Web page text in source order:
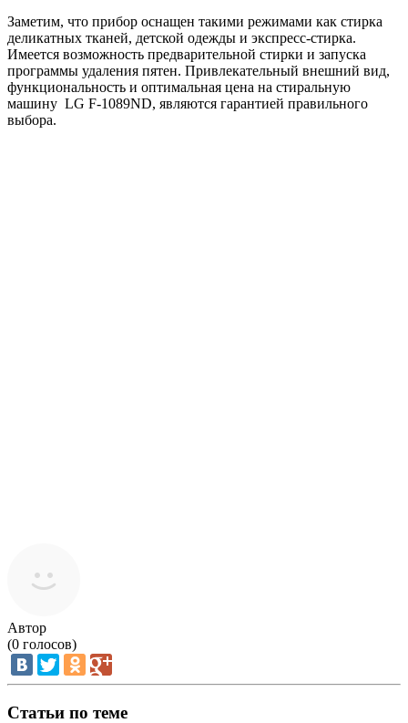
Заметим, что прибор оснащен такими режимами как стирка
деликатных тканей, детской одежды и экспресс-стирка.
Имеется возможность предварительной стирки и запуска
программы удаления пятен. Привлекательный внешний вид,
функциональность и оптимальная цена на стиральную
машину LG F-1089ND, являются гарантией правильного
выбора.
Автор
(0 голосов)
Статьи по теме